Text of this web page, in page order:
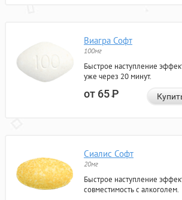
Виагра Софт
100мг
Быстрое наступление
уже через 20 минут.
от 65Р
Сиалис Софт
20мг
Быстрое наступление
совместимость с алкоголем.